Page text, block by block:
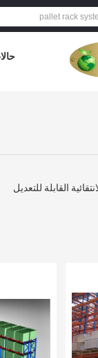
القابلة للتعديل